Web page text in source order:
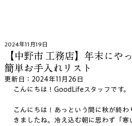
【中野市 工務店】年末にや
簡単お手入れリスト
2024年11月19日
更新日： 2024年11月26日
こんにちは！GoodLifeスタッフです。
こんにちは！あっという間に秋が終わ
きましたね。冷え込む朝に思わず「寒